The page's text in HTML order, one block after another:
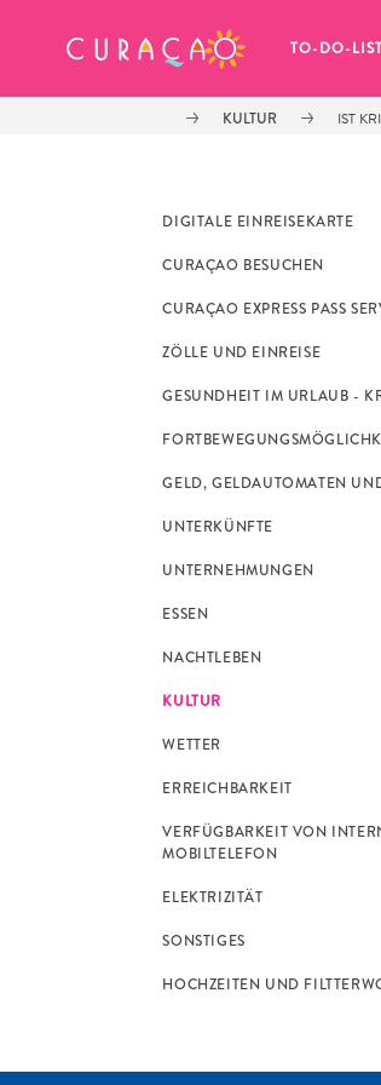
TO-DO-
KULTUR IST
DIGITALE EINREISEKARTE
CURAÇAO BESUCHEN
CURAÇAO EXPRESS PASS
ZÖLLE UND EINREISE
GESUNDHEIT IM URLAUB -
GELD, GELDAUTOMATEN
UNTERKÜNFTE
UNTERNEHMUNGEN
ESSEN
NACHTLEBEN
KULTUR
WETTER
ERREICHBARKEIT
VERFÜGBARKEIT VON
MOBILTELEFON
ELEKTRIZITÄT
SONSTIGES
HOCHZEITEN UND
MEINE FAVORITEN
Es schaut so aus, als ob Sie noch
gespeichert haben.
Wenn Sie etwas für später